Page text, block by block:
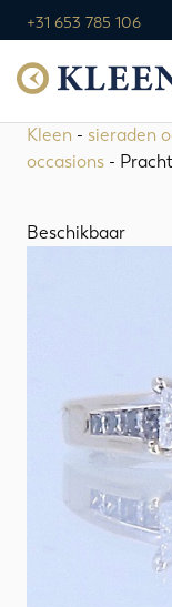
+31 653 785 106
Kleen - sieraden
occasions -
Beschikbaar